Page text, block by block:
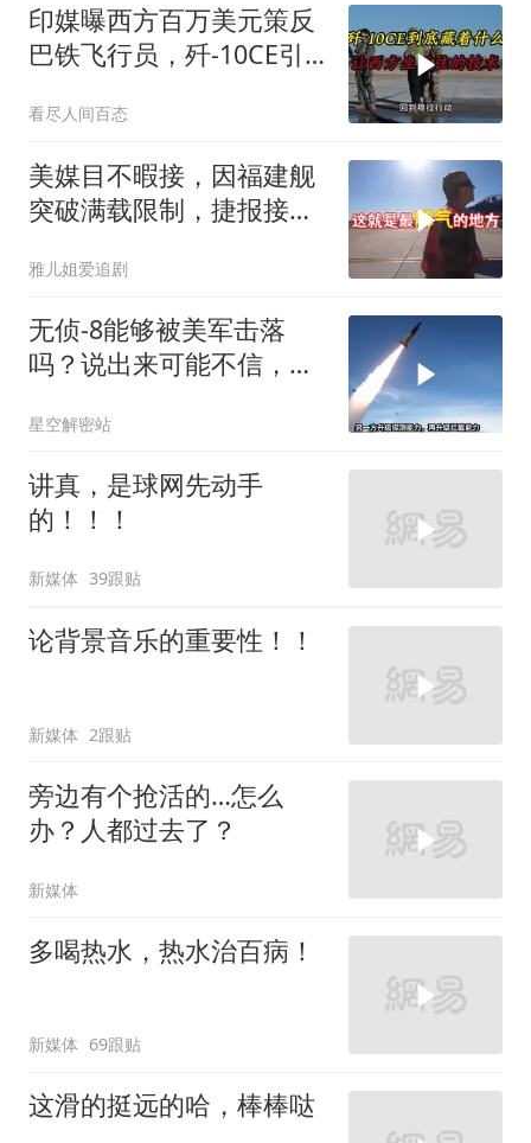
印媒曝西方百万美元策反
巴铁飞行员，歼-10CE引
看尽人间百态
美媒目不暇接，因福建舰
突破满载限制，捷报接连
雅儿姐爱追剧
无侦-8能够被美军击落
吗？说出来可能不信，无
谋，美军打不打都得吃大
亏
星空解密站
讲真，是球网先动手
的！！！
新媒体 39跟贴
论背景音乐的重要性！！
新媒体 2跟贴
旁边有个抢活的…怎么
办？人都过去了？
新媒体
多喝热水，热水治百病！
新媒体 69跟贴
这滑的挺远的哈，棒棒哒